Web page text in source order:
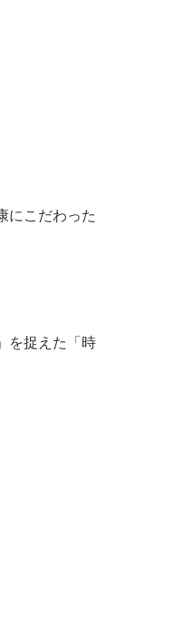
にこだわった
を捉えた「時